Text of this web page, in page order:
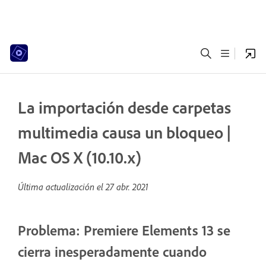
La importación desde carpetas
multimedia causa un bloqueo |
Mac OS X (10.10.x)
Última actualización el27 abr. 2021
Problema: Premiere Elements 13 se
cierra inesperadamente cuando